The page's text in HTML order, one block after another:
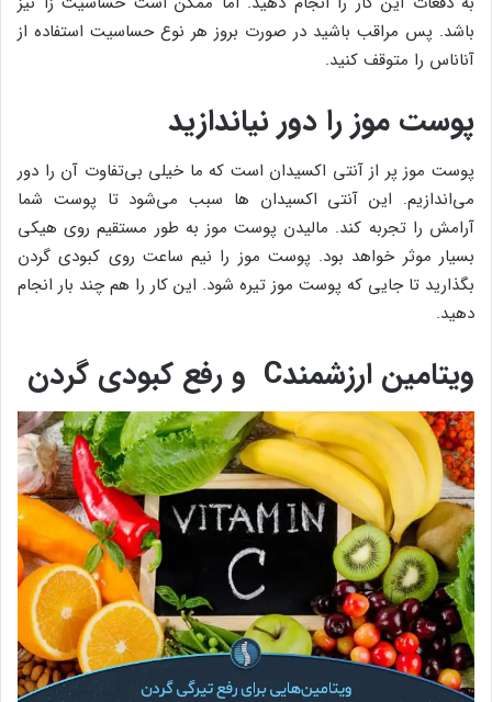
باشد. پس مراقب باشید در صورت بروز هر نوع حساسیت استفاده از
آناناس را متوقف کنید.
پوست موز را دور نیاندازید
پوست موز پر از آنتی اکسیدان است که ما خیلی بی‌تفاوت آن را دور
می‌اندازیم. این آنتی اکسیدان ها سبب می‌شود تا پوست شما
آرامش را تجربه کند. مالیدن پوست موز به طور مستقیم روی هیکی
بسیار موثر خواهد بود. پوست موز را نیم ساعت روی کبودی گردن
بگذارید تا جایی که پوست موز تیره شود. این کار را هم چند بار انجام
دهید.
ویتامین ارزشمندC و رفع کبودی گردن